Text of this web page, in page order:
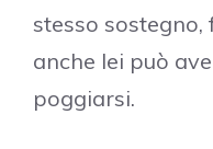
stesso sostegno,
anche lei può
poggiarsi.